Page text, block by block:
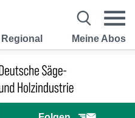
Regional Meine Abos